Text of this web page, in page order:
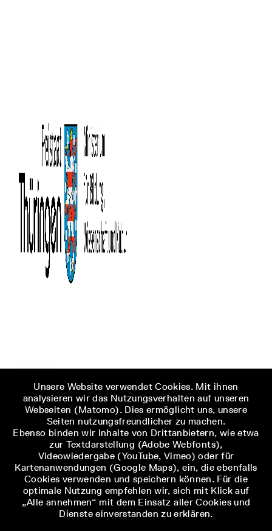
Unsere Website verwendet Cookies. Mit ihnen
analysieren wir das Nutzungsverhalten auf unseren
Webseiten (Matomo). Dies ermöglicht uns, unsere
Seiten nutzungsfreundlicher zu machen.
Ebenso binden wir Inhalte von Drittanbietern, wie etwa
zur Textdarstellung (Adobe Webfonts),
Videowiedergabe (YouTube, Vimeo) oder für
Kartenanwendungen (Google Maps), ein, die ebenfalls
Cookies verwenden und speichern können. Für die
optimale Nutzung empfehlen wir, sich mit Klick auf
„Alle annehmen“ mit dem Einsatz aller Cookies und
Dienste einverstanden zu erklären.